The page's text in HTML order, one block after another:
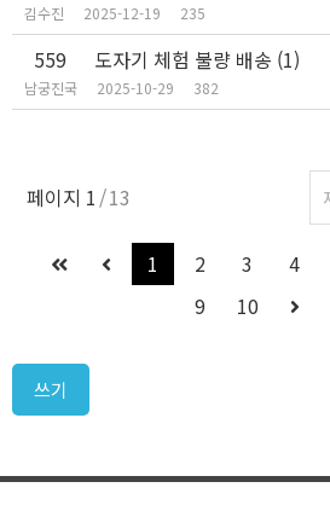
김수진 2025-12-19 235
559 도자기 체험 불량 배송 (1)
남궁진국 2025-10-29 382
페이지 1 13
1 2 3 4
9
10
쓰기